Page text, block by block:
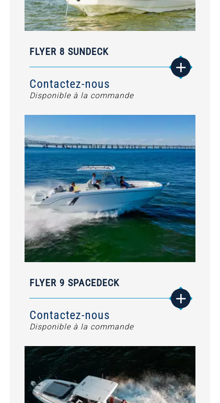
FLYER 8 SUNDECK
Contactez-nous
Disponible à la commande
FLYER 9 SPACEDECK
Contactez-nous
Disponible à la commande